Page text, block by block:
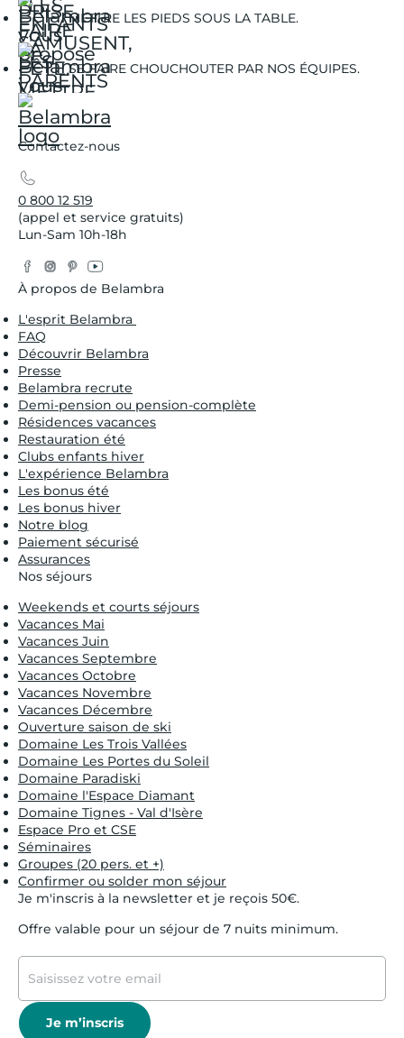
METTRE LES PIEDS SOUS LA TABLE.
SE FAIRE CHOUCHOUTER PAR NOS ÉQUIPES.
Contactez-nous
0 800 12 519
(appel et service gratuits)
Lun-Sam 10h-18h
Facebook
Instagram
Pinterest
YouTube
À propos de Belambra
L'esprit Belambra
FAQ
Découvrir Belambra
Presse
Belambra recrute
Demi-pension ou pension-complète
Résidences vacances
Restauration été
Clubs enfants hiver
L'expérience Belambra
Les bonus été
Les bonus hiver
Notre blog
Paiement sécurisé
Assurances
Nos séjours
Weekends et courts séjours
Vacances Mai
Vacances Juin
Vacances Septembre
Vacances Octobre
Vacances Novembre
Vacances Décembre
Ouverture saison de ski
Domaine Les Trois Vallées
Domaine Les Portes du Soleil
Domaine Paradiski
Domaine l'Espace Diamant
Domaine Tignes - Val d'Isère
Espace Pro et CSE
Séminaires
Groupes (20 pers. et +)
Confirmer ou solder mon séjour
Je m'inscris à la newsletter et je reçois 50€.
Offre valable pour un séjour de 7 nuits minimum.
Je m’inscris